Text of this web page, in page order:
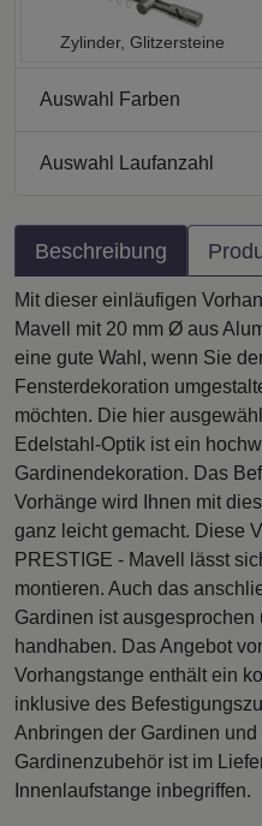
Zylinder, Glitzersteine
Auswahl Farben
Auswahl Laufanzahl
Beschreibung
Mit dieser einläufigen
Mavell mit 20 mm Ø aus
eine gute Wahl, wenn Sie
Fensterdekoration
möchten. Die hier
Edelstahl-Optik ist ein
Gardinendekoration. Das
Vorhänge wird Ihnen mit
ganz leicht gemacht. Diese
PRESTIGE - Mavell lässt
montieren. Auch das
Gardinen ist
handhaben. Das Angebot
Vorhangstange enthält ein
inklusive des
Anbringen der Gardinen
Gardinenzubehör ist im
Innenlaufstange inbegriffen.